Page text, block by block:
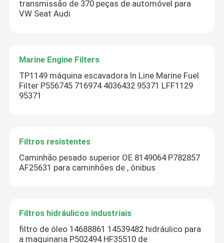
transmissão de 370 peças de automóvel para
VW Seat Audi
Marine Engine Filters
TP1149 máquina escavadora In Line Marine Fuel
Filter P556745 716974 4036432 95371 LFF1129
95371
Filtros resistentes
Caminhão pesado superior OE 8149064 P782857
AF25631 para caminhões de , ônibus
Filtros hidráulicos industriais
filtro de óleo 14688861 14539482 hidráulico para
a maquinaria P502494 HF35510 de